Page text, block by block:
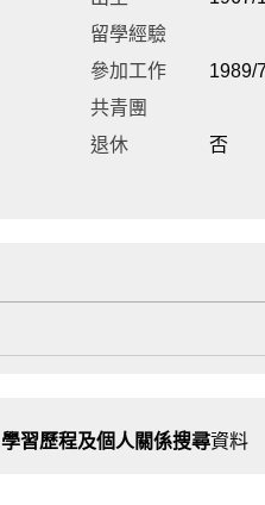
留學經驗
參加工作 1989/7
共青團
退休 否
學習歷程及個人關係搜尋資料